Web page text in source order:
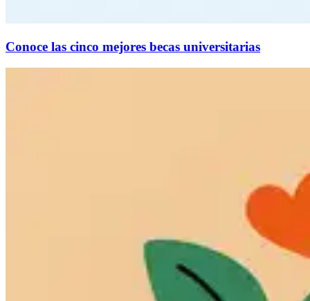
Conoce las cinco mejores becas universitarias